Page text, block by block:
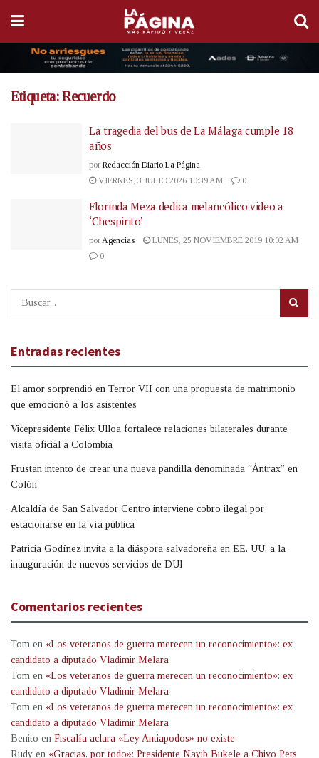
Etiqueta:Recuerdo
La tragedia del bus de La Málaga cumple 18
años
por Redacción Diario La Página
VIERNES, 3 JULIO 2026 10:39 AM
0
Florinda Meza dedica melancólico video a
‘Chespirito’
por Agencias
LUNES, 25 NOVIEMBRE 2019 10:02 AM
0
Entradas recientes
El amor sorprendió en Terror VII con una propuesta de matrimonio
que emocionó a los asistentes
Vicepresidente Félix Ulloa fortalece relaciones bilaterales durante
visita oficial a Colombia
Frustan intento de crear una nueva pandilla denominada “Ántrax” en
Colón
Alcaldía de San Salvador Centro interviene cobro ilegal por
estacionarse en la vía pública
Patricia Godínez invita a la diáspora salvadoreña en EE. UU. a la
inauguración de nuevos servicios de DUI
Comentarios recientes
Tom en «Los veteranos de guerra merecen un reconocimiento»: ex
candidato a diputado Vladimir Melara
Tom en «Los veteranos de guerra merecen un reconocimiento»: ex
candidato a diputado Vladimir Melara
Tom en «Los veteranos de guerra merecen un reconocimiento»: ex
candidato a diputado Vladimir Melara
Benito en Fiscalía aclara «Ley Antiapodos» no existe
Rudy en «Gracias, por todo»: Presidente Nayib Bukele a Chivo Pets